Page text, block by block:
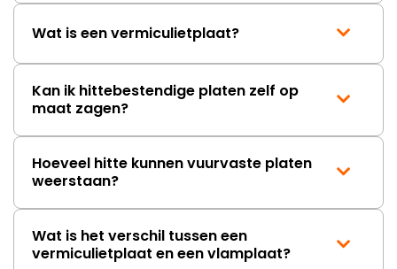
Wat is een vermiculietplaat?
Kan ik hittebestendige platen zelf op
maat zagen?
Hoeveel hitte kunnen vuurvaste platen
weerstaan?
Wat is het verschil tussen een
vermiculietplaat en een vlamplaat?